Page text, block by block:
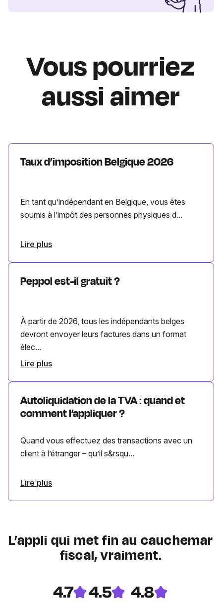
Vous pourriez
aussi aimer
Taux d’imposition Belgique 2026
En tant qu’indépendant en Belgique, vous êtes
soumis à l’impôt des personnes physiques d...
Lire plus
Peppol est-il gratuit ?
À partir de 2026, tous les indépendants belges
devront envoyer leurs factures dans un format
élec...
Lire plus
Autoliquidation de la TVA : quand et
comment l’appliquer ?
Quand vous effectuez des transactions avec un
client à l’étranger – qu’il s&rsqu...
Lire plus
L’appli qui met fin au cauchemar
fiscal, vraiment.
4.7 4.5 4.8